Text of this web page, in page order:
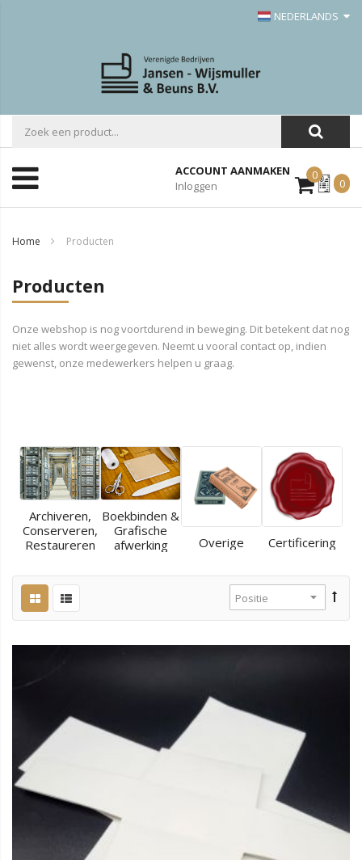
NEDERLANDS
ACCOUNT AANMAKEN
Inloggen
0Mijn
Offerte
0
Home Producten
Producten
Onze webshop is nog voortdurend in beweging. Dit betekent dat nog
niet alles wordt weergegeven. Neemt u vooral contact op, indien
gewenst, onze medewerkers helpen u graag.
Archiveren,
Conserveren,
Restaureren
Boekbinden &
Grafische
afwerking
Overige Certificering